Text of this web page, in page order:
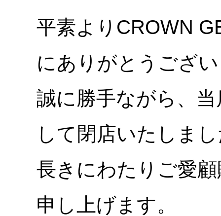
平素よりCROWN
にありがとうござ
誠に勝手ながら、
して閉店いたしま
長きにわたりご愛
申し上げます。